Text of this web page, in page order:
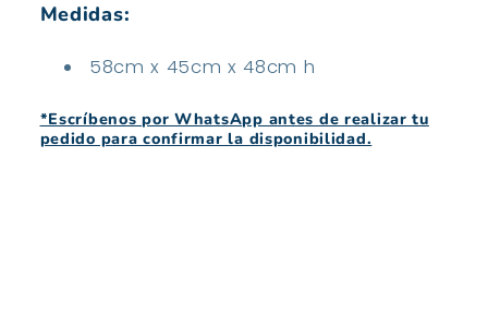
Medidas:
58cm x 45cm x 48cm h
*Escríbenos por WhatsApp antes de realizar tu
pedido para confirmar la disponibilidad.